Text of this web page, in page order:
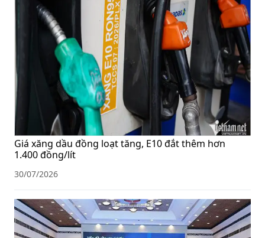
Giá xăng dầu đồng loạt tăng, E10 đắt thêm hơn
1.400 đồng/lít
30/07/2026